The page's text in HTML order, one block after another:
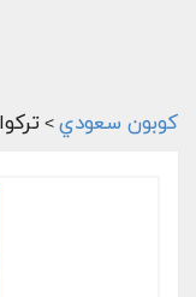
كوبون سعودي >